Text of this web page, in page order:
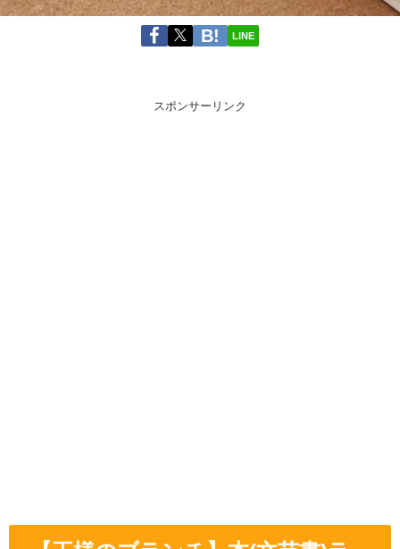
LINE
スポンサーリンク